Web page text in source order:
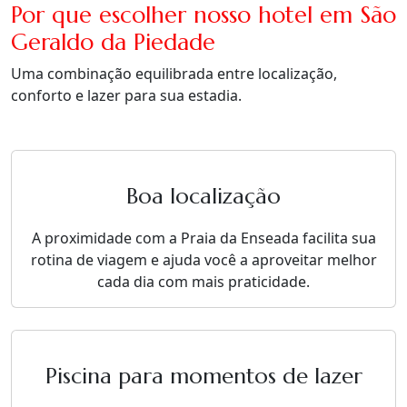
Por que escolher nosso hotel em São
Geraldo da Piedade
Uma combinação equilibrada entre localização,
conforto e lazer para sua estadia.
Boa localização
A proximidade com a Praia da Enseada facilita sua
rotina de viagem e ajuda você a aproveitar melhor
cada dia com mais praticidade.
Piscina para momentos de lazer